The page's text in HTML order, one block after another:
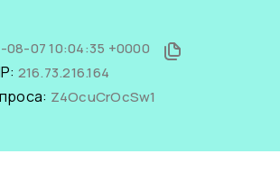
08-07 10:04:35 +0000
216.73.216.164
Z4OcuCrOcSw1